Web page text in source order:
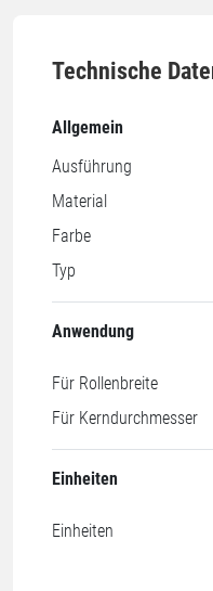
Technische
Allgemein
Ausführung
Material
Farbe
Typ
Anwendung
Für Rollenbreite
Für Kerndurchmesser
Einheiten
Einheiten